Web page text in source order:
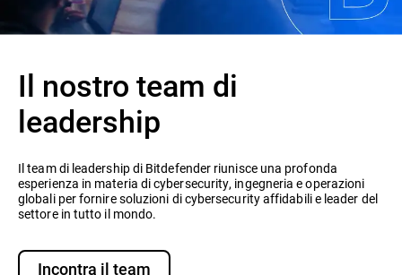
Il nostro team di
leadership
Il team di leadership di Bitdefender riunisce una profonda
esperienza in materia di cybersecurity, ingegneria e operazioni
globali per fornire soluzioni di cybersecurity affidabili e leader del
settore in tutto il mondo.
Incontra il team